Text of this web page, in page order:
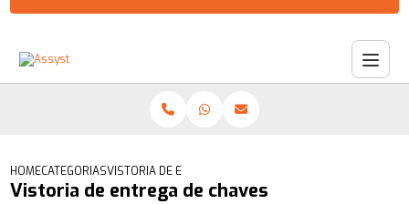
HOMECATEGORIASVISTORIA DE ENTREGA DE CHAVES
Vistoria de entrega de chaves